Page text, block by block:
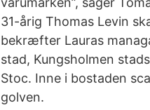
31-årig Thomas Levin
bekræfter Lauras
stad, Kungsholmen
Stoc. Inne i bostaden
golven.